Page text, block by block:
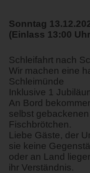
Sonntag
(Einlass 13:00
Schleifahrt nach
Wir machen eine
Schleimünde
Inklusive 1
An Bord
selbst
Fischbrötchen.
Liebe Gäste, der
sie keine
oder an Land
ihr Verständnis.